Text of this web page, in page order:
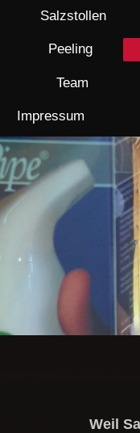
Salzstollen
Peeling
Team
Impressum
Weil